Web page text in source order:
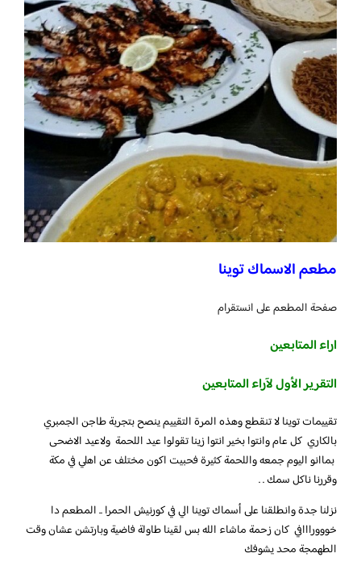
مطعم الاسماك توينا
صفحة المطعم على انستقرام
اراء المتابعين
التقرير الأول لآراء المتابعين
تقييمات توينا لا تنقطع وهذه المرة التقييم ينصح بتجربة طاجن الجمبري
بالكاري كل عام وانتوا بخير انتوا زينا تقولوا عيد اللحمة ولاعيد الاضحى
بماانو اليوم جمعه واللحمة كثيرة فحبيت اكون مختلف عن اهلي في مكة
وقررنا ناكل سمك . .
نزلنا جدة وانطلقنا على أسماك توينا الي في كورنيش الحمرا .. المطعم دا
خووورااافي كان زحمة ماشاء الله بس لقينا طاولة فاضية وبارتشن عشان وقت
الطهمجة محد يشوفك